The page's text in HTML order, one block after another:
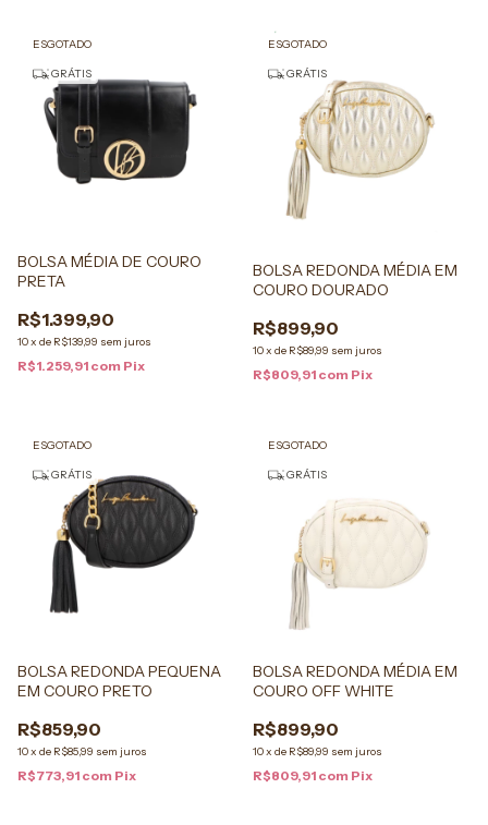
ESGOTADO
GRÁTIS
BOLSA MÉDIA DE COURO
PRETA
R$1.399,90
10x de R$139,99 sem juros
R$1.259,91 com Pix
ESGOTADO
GRÁTIS
BOLSA REDONDA MÉDIA EM
COURO DOURADO
R$899,90
10x de R$89,99 sem juros
R$809,91 com Pix
ESGOTADO
GRÁTIS
BOLSA REDONDA PEQUENA
EM COURO PRETO
R$859,90
10x de R$85,99 sem juros
R$773,91 com Pix
ESGOTADO
GRÁTIS
BOLSA REDONDA MÉDIA EM
COURO OFF WHITE
R$899,90
10x de R$89,99 sem juros
R$809,91 com Pix